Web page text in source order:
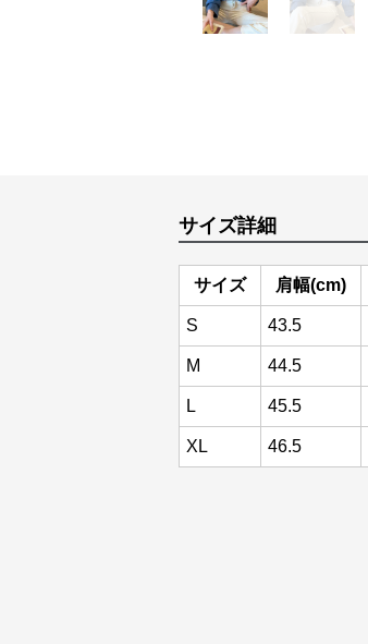
サイズ詳細
サイズ 肩幅(cm)
S 43.5
M 44.5
L 45.5
XL 46.5